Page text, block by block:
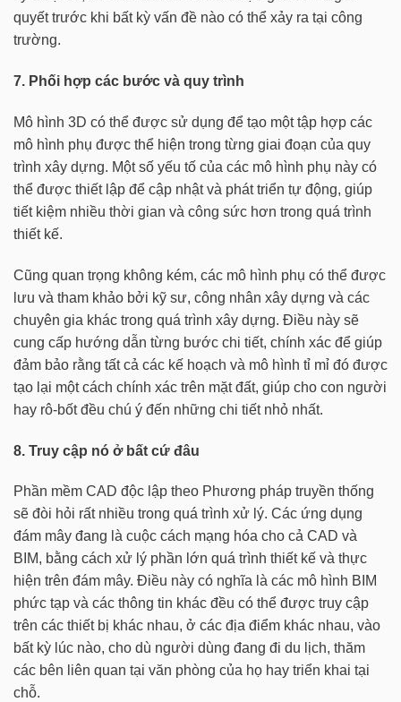
quyết trước khi bất kỳ vấn đề nào có thể xảy ra tại công
trường.
7. Phối hợp các bước và quy trình
Mô hình 3D có thể được sử dụng để tạo một tập hợp các
mô hình phụ được thể hiện trong từng giai đoạn của quy
trình xây dựng. Một số yếu tố của các mô hình phụ này có
thể được thiết lập để cập nhật và phát triển tự động, giúp
tiết kiệm nhiều thời gian và công sức hơn trong quá trình
thiết kế.
Cũng quan trọng không kém, các mô hình phụ có thể được
lưu và tham khảo bởi kỹ sư, công nhân xây dựng và các
chuyên gia khác trong quá trình xây dựng. Điều này sẽ
cung cấp hướng dẫn từng bước chi tiết, chính xác để giúp
đảm bảo rằng tất cả các kế hoạch và mô hình tỉ mỉ đó được
tạo lại một cách chính xác trên mặt đất, giúp cho con người
hay rô-bốt đều chú ý đến những chi tiết nhỏ nhất.
8. Truy cập nó ở bất cứ đâu
Phần mềm CAD độc lập theo Phương pháp truyền thống
sẽ đòi hỏi rất nhiều trong quá trình xử lý. Các ứng dụng
đám mây đang là cuộc cách mạng hóa cho cả CAD và
BIM, bằng cách xử lý phần lớn quá trình thiết kế và thực
hiện trên đám mây. Điều này có nghĩa là các mô hình BIM
phức tạp và các thông tin khác đều có thể được truy cập
trên các thiết bị khác nhau, ở các địa điểm khác nhau, vào
bất kỳ lúc nào, cho dù người dùng đang đi du lịch, thăm
các bên liên quan tại văn phòng của họ hay triển khai tại
chỗ.